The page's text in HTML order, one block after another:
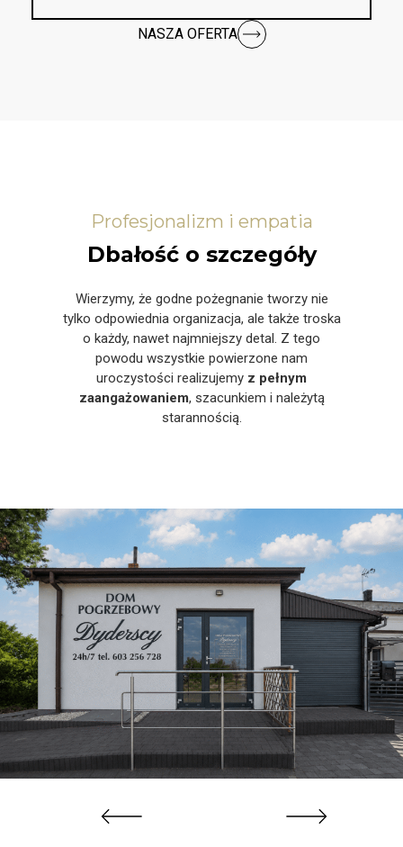
NASZA OFERTA
Profesjonalizm i empatia
Dbałość o szczegóły
Wierzymy, że godne pożegnanie tworzy nie
tylko odpowiednia organizacja, ale także troska
o każdy, nawet najmniejszy detal. Z tego
powodu wszystkie powierzone nam
uroczystości realizujemy z pełnym
zaangażowaniem, szacunkiem i należytą
starannością.